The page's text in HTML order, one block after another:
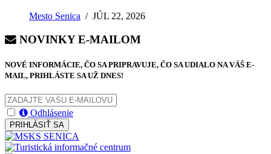
Mesto Senica /JÚL 22, 2026
NOVINKY E-MAILOM
NOVÉ INFORMÁCIE, ČO SA PRIPRAVUJE, ČO SA UDIALO NA VÁŠ E-
MAIL, PRIHLÁSTE SA UŽ DNES!
Odhlásenie
PRIHLÁSIŤ SA